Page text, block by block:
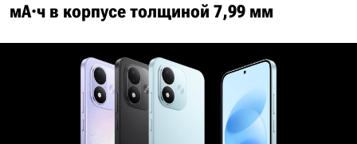
мА·ч в корпусе толщиной 7,99 мм